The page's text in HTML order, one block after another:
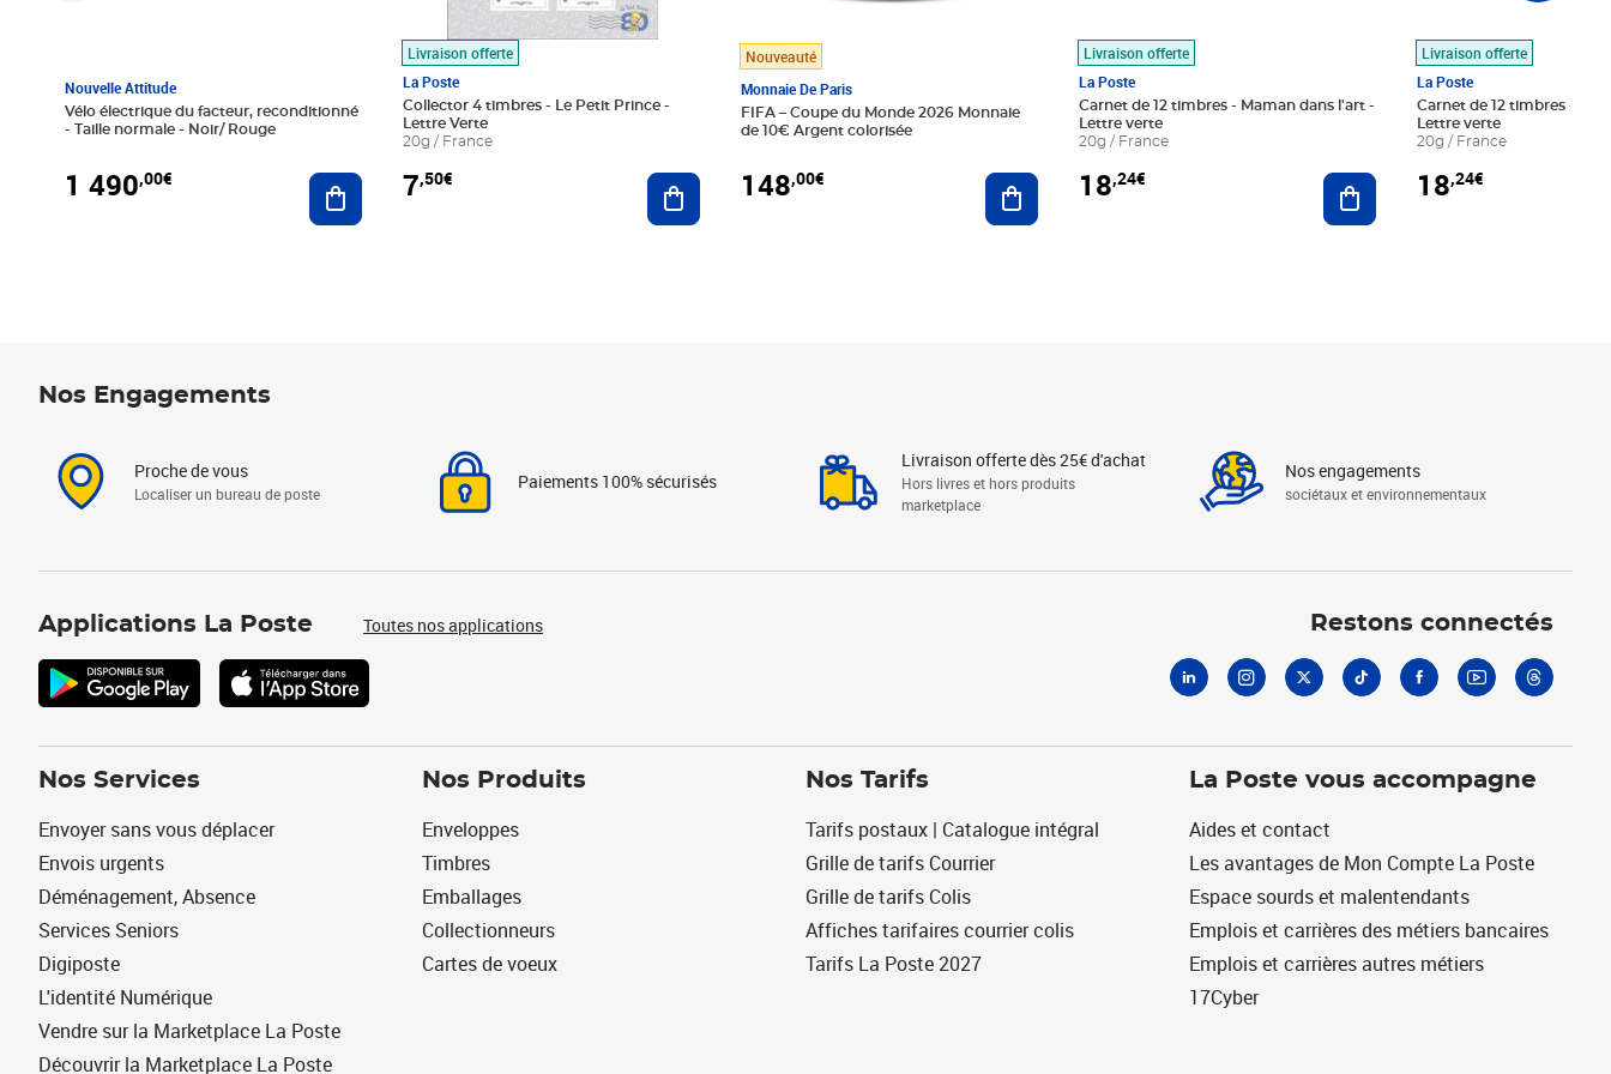
Nouvelle Attitude
Vélo électrique du facteur, reconditionné
- Taille normale - Noir/ Rouge
1 490,00€ Ajouter au panier
Livraison offerte
La Poste
Collector 4 timbres - Le Petit Prince -
Lettre Verte
20g / France
7,50€ Ajouter au panier
Nouveauté
Monnaie De Paris
FIFA – Coupe du Monde 2026 Monnaie
de 10€ Argent colorisée
148,00€ Ajouter au panier
Livraison offerte
La Poste
Carnet de 12 timbres - Maman dans l'art -
Lettre verte
20g / France
18,24€ Ajouter au panier
Livraison offerte
La Poste
Carnet de 12 timbres - Le
Lettre verte
20g / France
18,24€
Nos Engagements
Proche de vous
Localiser un bureau de poste
Paiements 100% sécurisés
Livraison offerte dès 25€ d'achat
Hors livres et hors produits
marketplace
Nos engagements
sociétaux et environnementaux
Applications La Poste Toutes nos applications Restons connectés
Nos Services
Envoyer sans vous déplacer
Envois urgents
Déménagement, Absence
Services Seniors
Digiposte
L'identité Numérique
Vendre sur la Marketplace La Poste
Découvrir la Marketplace La Poste
Nos Produits
Enveloppes
Timbres
Emballages
Collectionneurs
Cartes de voeux
Nos Tarifs
Tarifs postaux | Catalogue intégral
Grille de tarifs Courrier
Grille de tarifs Colis
Affiches tarifaires courrier colis
Tarifs La Poste 2027
La Poste vous accompagne
Aides et contact
Les avantages de Mon Compte La Poste
Espace sourds et malentendants
Emplois et carrières des métiers bancaires
Emplois et carrières autres métiers
17Cyber